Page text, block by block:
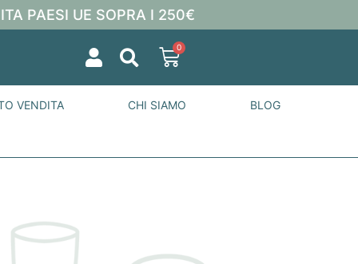
PAESI UE SOPRA I 250€
0
VENDITA CHI SIAMO BLOG